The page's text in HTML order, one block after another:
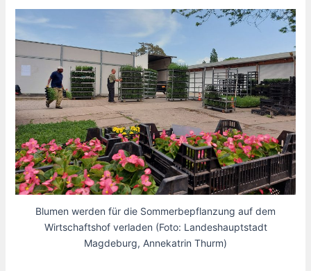
Blumen werden für die Sommerbepflanzung auf dem
Wirtschaftshof verladen (Foto: Landeshauptstadt
Magdeburg, Annekatrin Thurm)